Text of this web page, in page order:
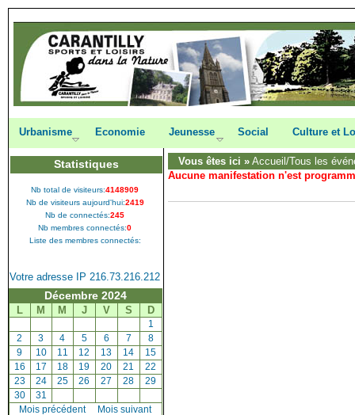
Urbanisme Economie Jeunesse Social Culture et
Statistiques
Nb total de visiteurs:4148909
Nb de visiteurs aujourd'hui:2419
Nb de connectés:245
Nb membres connectés:0
Liste des membres connectés:
Votre adresse IP 216.73.216.212
Décembre 2024
L M M J V S D
[1
[2 [3 [4 [5] [6 [7 [8]
[9 [10] [11 [12 [13 [14 [15
[16 [17 [18] [19 [20 [21 [22
[23] [24] [25] [26 [27 [28 [29
[30] [31
[Mois précédent] Mois suivant
Vous êtes ici » Accueil /Tous les
Aucune manifestation n'est